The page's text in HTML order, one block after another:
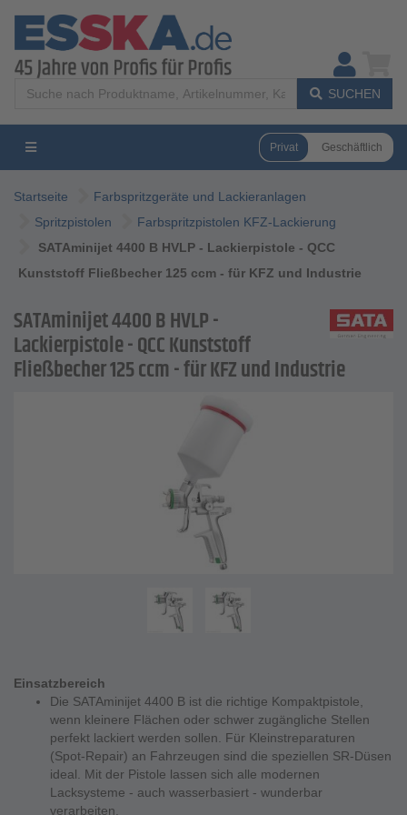
SUCHEN
Privat Geschäftlich
Startseite
Farbspritzgeräte und Lackieranlagen
Spritzpistolen
Farbspritzpistolen KFZ-Lackierung
SATAminijet 4400 B HVLP - Lackierpistole - QCC
Kunststoff Fließbecher 125 ccm - für KFZ und Industrie
SATAminijet 4400 B HVLP -
Lackierpistole - QCC Kunststoff
Fließbecher 125 ccm - für KFZ und Industrie
Einsatzbereich
Die SATAminijet 4400 B ist die richtige Kompaktpistole,
wenn kleinere Flächen oder schwer zugängliche Stellen
perfekt lackiert werden sollen. Für Kleinstreparaturen
(Spot-Repair) an Fahrzeugen sind die speziellen SR-Düsen
ideal. Mit der Pistole lassen sich alle modernen
Lacksysteme - auch wasserbasiert - wunderbar
verarbeiten.